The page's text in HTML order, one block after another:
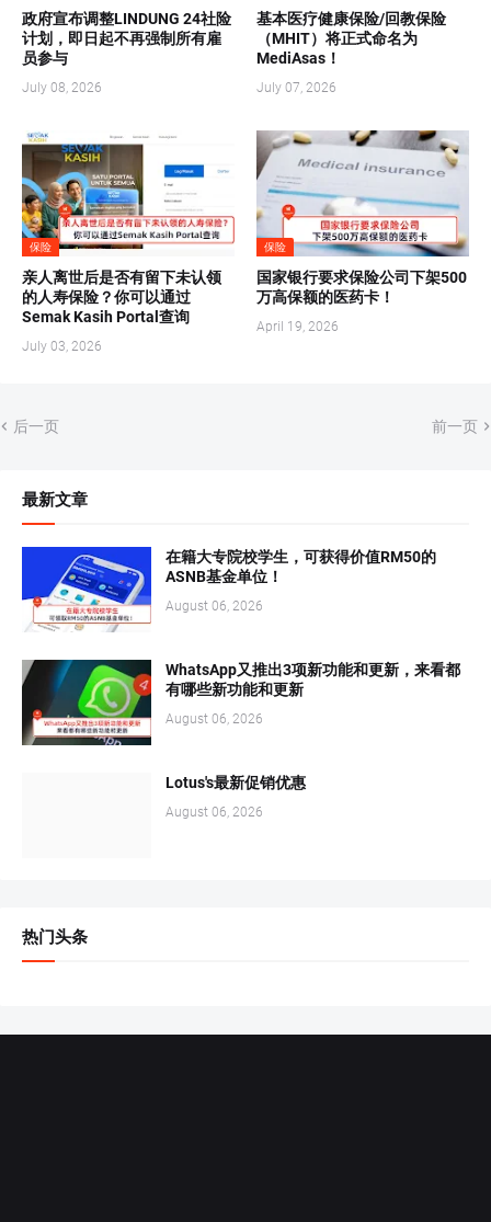
政府宣布调整LINDUNG 24社险
计划，即日起不再强制所有雇
员参与
July 08, 2026
基本医疗健康保险/回教保险
（MHIT）将正式命名为
MediAsas！
July 07, 2026
保险
亲人离世后是否有留下未认领
的人寿保险？你可以通过
Semak Kasih Portal查询
July 03, 2026
保险
国家银行要求保险公司下架500
万高保额的医药卡！
April 19, 2026
后一页 前一页
最新文章
在籍大专院校学生，可获得价值RM50的
ASNB基金单位！
August 06, 2026
WhatsApp又推出3项新功能和更新，来看都
有哪些新功能和更新
August 06, 2026
Lotus's最新促销优惠
August 06, 2026
热门头条